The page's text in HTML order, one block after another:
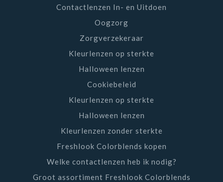
Contactlenzen In- en Uitdoen
Oogzorg
Zorgverzekeraar
Kleurlenzen op sterkte
Halloween lenzen
Cookiebeleid
Kleurlenzen op sterkte
Halloween lenzen
Kleurlenzen zonder sterkte
Freshlook Colorblends kopen
Welke contactlenzen heb ik nodig?
Groot assortiment Freshlook Colorblends